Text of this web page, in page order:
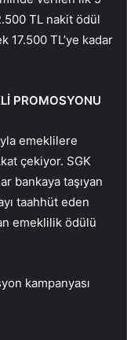
TL nakit ödül
17.500 TL’ye kadar
PROMOSYONU
emeklilere
çekiyor. SGK
bankaya taşıyan
taahhüt eden
emeklilik ödülü
kampanyası